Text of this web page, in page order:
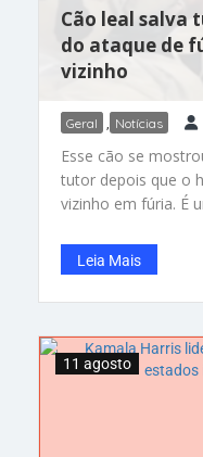
Cão leal salva
do ataque de
vizinho
Geral , Notícias
Esse cão se
tutor depois que o
vizinho em fúria. É
Ned Tarmey, um
Nova Hampshire,
Leia Mais
11 agosto